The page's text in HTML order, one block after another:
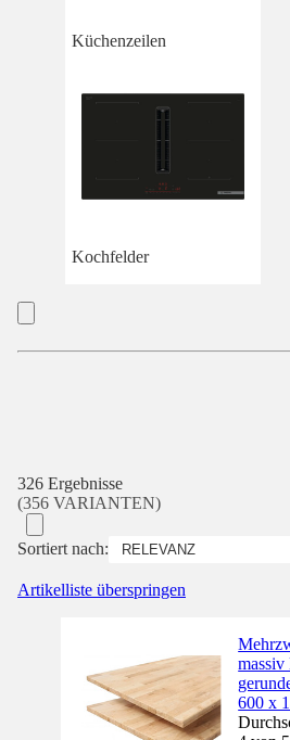
Küchenzeilen
Kochfelder
326 Ergebnisse
(356 VARIANTEN)
Sortiert nach:
Artikelliste überspringen
600 x